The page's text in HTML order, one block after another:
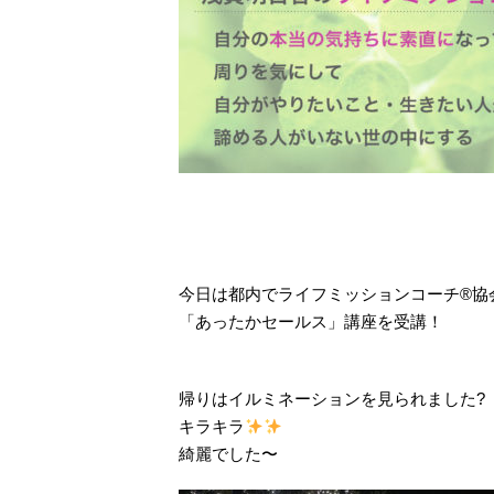
今日は都内でライフミッションコーチ®協
「あったかセールス」講座を受講！
帰りはイルミネーションを見られました?
キラキラ
綺麗でした〜